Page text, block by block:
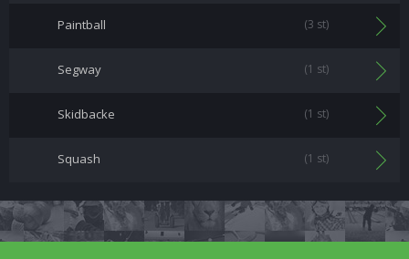
Paintball (3 st)
Segway (1 st)
Skidbacke (1 st)
Squash (1 st)